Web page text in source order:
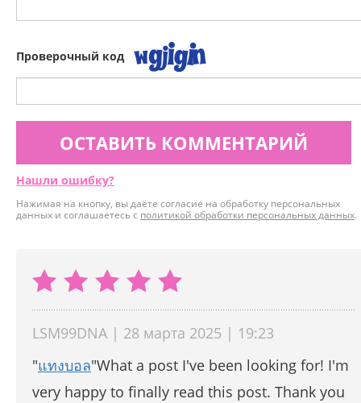
Проверочный код
ОСТАВИТЬ КОММЕНТАРИЙ
Нашли ошибку?
Нажимая на кнопку, вы даёте согласие на обработку персональных
данных и соглашаетесь с политикой обработки персональных данных.
LSM99DNA | 28 марта 2025 | 19:23
"แทงบอล"What a post I've been looking for! I'm
very happy to finally read this post. Thank you